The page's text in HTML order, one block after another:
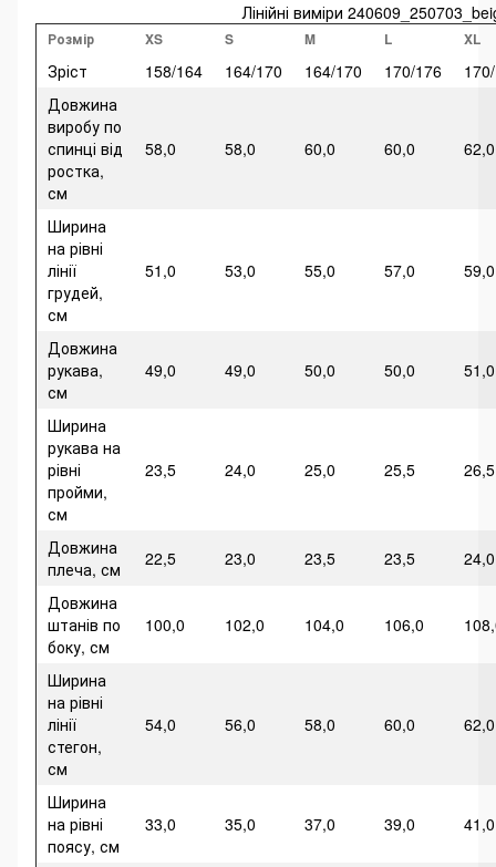
Лінійні виміри
Розмір XS S M L XL
Зріст 158/164 164/170 164/170 170/176
Довжина
виробу по
спинці від
ростка,
см
58,0 58,0 60,0 60,0 62,0
Ширина
на рівні
лінії
грудей,
см
51,0 53,0 55,0 57,0 59,0
Довжина
рукава,
см
49,0 49,0 50,0 50,0 51,0
Ширина
рукава на
рівні
пройми,
см
23,5 24,0 25,0 25,5 26,5
Довжина
плеча, см
22,5 23,0 23,5 23,5
24,0
Довжина
штанів по
боку, см
100,0 102,0 104,0 106,0
Ширина
на рівні
лінії
стегон,
см
54,0 56,0 58,0 60,0 62,0
Ширина
на рівні
поясу, см
33,0 35,0 37,0 39,0 41,0